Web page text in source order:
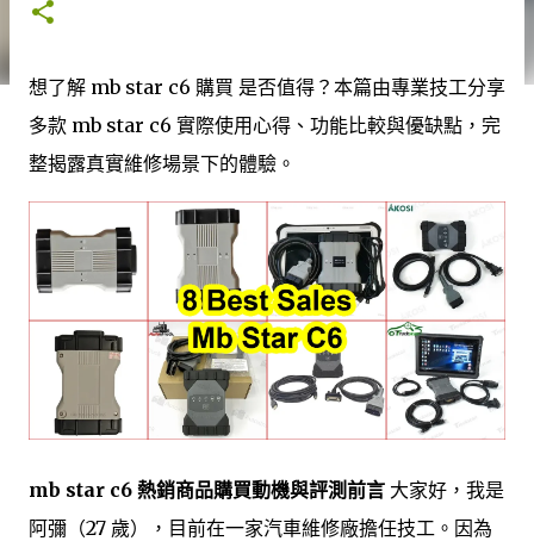
想了解 mb star c6 購買 是否值得？本篇由專業技工分享
多款 mb star c6 實際使用心得、功能比較與優缺點，完
整揭露真實維修場景下的體驗。
mb star c6 熱銷商品購買動機與評測前言 大家好，我是
阿彌（27 歲），目前在一家汽車維修廠擔任技工。因為